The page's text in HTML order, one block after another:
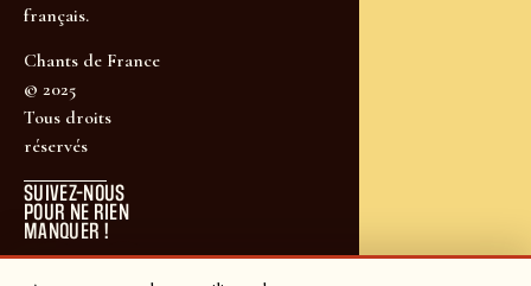
français.
Chants de France
© 2025
Tous droits
réservés
SUIVEZ-NOUS
POUR NE RIEN
MANQUER !